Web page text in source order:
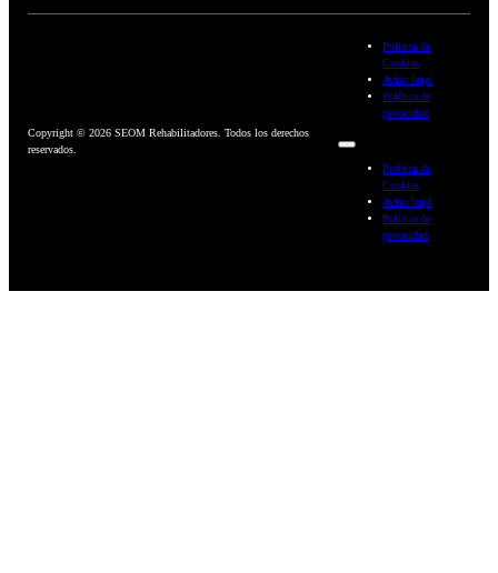
Copyright © 2026 SEOM Rehabilitadores. Todos los derechos
reservados.
Política de
Cookies
Aviso legal
Política de
privacidad
Política de
Cookies
Aviso legal
Política de
privacidad